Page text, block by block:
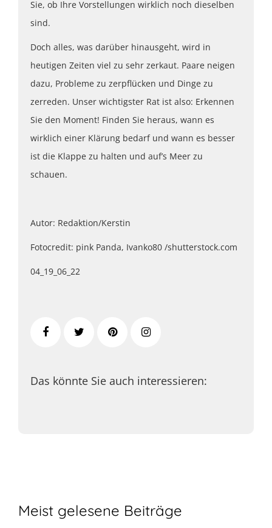
Sie, ob Ihre Vorstellungen wirklich noch dieselben
sind.
Doch alles, was darüber hinausgeht, wird in
heutigen Zeiten viel zu sehr zerkaut. Paare neigen
dazu, Probleme zu zerpflücken und Dinge zu
zerreden. Unser wichtigster Rat ist also: Erkennen
Sie den Moment! Finden Sie heraus, wann es
wirklich einer Klärung bedarf und wann es besser
ist die Klappe zu halten und auf’s Meer zu
schauen.
Autor: Redaktion/Kerstin
Fotocredit: pink Panda, Ivanko80 /shutterstock.com
04_19_06_22
Das könnte Sie auch interessieren:
Meist gelesene Beiträge